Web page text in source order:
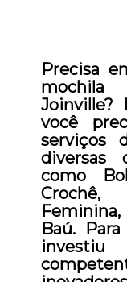
Precisa
mochila
Joinville?
você
serviços
diversas
como
Crochê,
Baú.